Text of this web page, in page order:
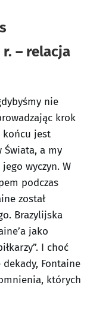
– relacja
nie
krok
końcu jest
Świata, a my
wyczyn. W
podczas
został
Brazylijska
jako
I choć
Fontaine
których